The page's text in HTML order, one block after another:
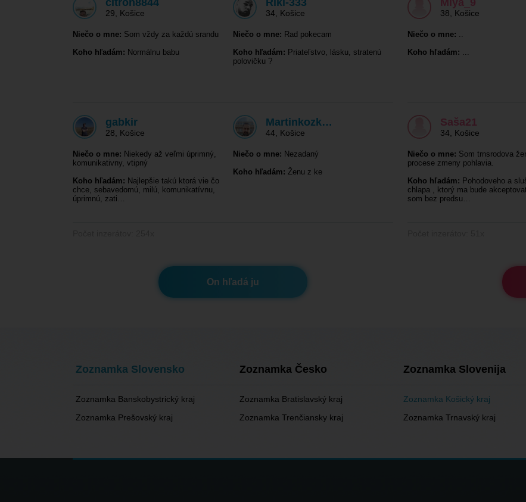
citron8844
29 Košice
Niečo o mne: Som vždy za každú srandu
Koho hľadám: Normálnu babu
Riki-333
34 Košice
Niečo o mne: Rad pokecam
Koho hľadám: Priateľstvo, lásku, stratenú
polovičku ?
gabkir
28 Košice
Niečo o mne: Niekedy až veľmi úprimný,
komunikativny, vtipný
Koho hľadám: Najlepšie takú ktorá vie čo
chce, sebavedomú, milú, komunikatívnu,
úprimnú, zati…
Martinkozk…
44 Košice
Niečo o mne: Nezadaný
Koho hľadám: Ženu z ke
On hľadá ju
Miya_9
38 Košice
Niečo o mne: ..
Koho hľadám: ...
Saša21
34 Košice
Niečo o mne: Som trnsrodova
procese zmeny pohlavia.
Koho hľadám: Pohodoveho a
chlapa , ktorý ma bude
som bez predsu…
Zoznamka Slovensko Zoznamka Česko Zoznamka Slovenija
Zoznamka Banskobystrický kraj Zoznamka Bratislavský kraj Zoznamka Košický kraj
Zoznamka Prešovský kraj
Zoznamka Trenčiansky kraj Zoznamka Trnavský kraj